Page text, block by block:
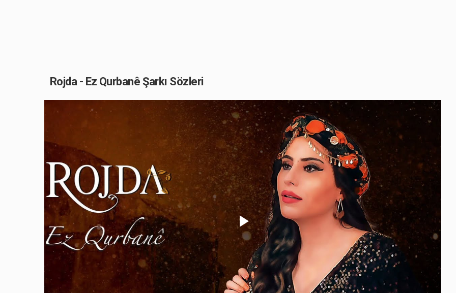
Rojda - Ez Qurbanê Şarkı Sözleri
Play
Video